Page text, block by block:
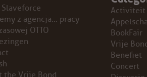
GROEP
Slaveforce
z agencja… pracy
OTTO
Activiteit
Appelscha
BookFair
Vrije
Benefiet
Concert